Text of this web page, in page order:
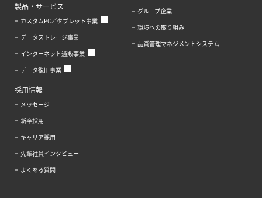
製品・サービス
カスタムPC／タブレット事業
データストレージ事業
インターネット通販事業
データ復旧事業
グループ企業
環境への取り組み
品質管理マネジメントシステム
採用情報
メッセージ
新卒採用
キャリア採用
先輩社員インタビュー
よくある質問